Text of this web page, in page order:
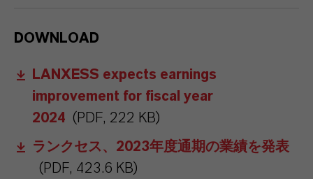
DOWNLOAD
LANXESS expects earnings
improvement for fiscal year
2024 (PDF, 222 KB)
ランクセス、2023年度通期の業績を発表
(PDF, 423.6 KB)